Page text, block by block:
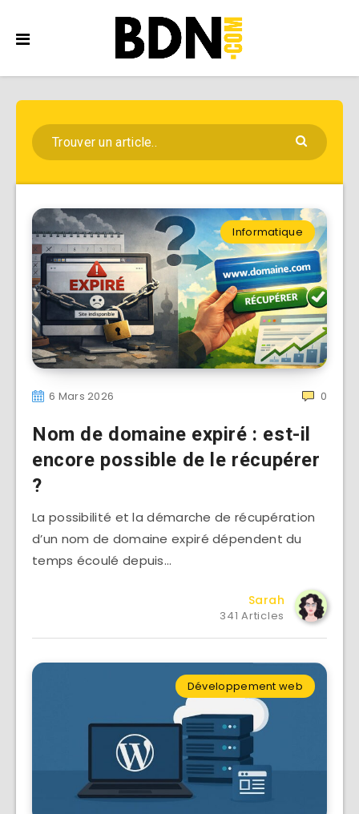
Informatique
6 Mars 2026 0
Nom de domaine expiré : est-il
encore possible de le récupérer
?
La possibilité et la démarche de récupération
d’un nom de domaine expiré dépendent du
temps écoulé depuis…
Sarah
341 Articles
Développement web